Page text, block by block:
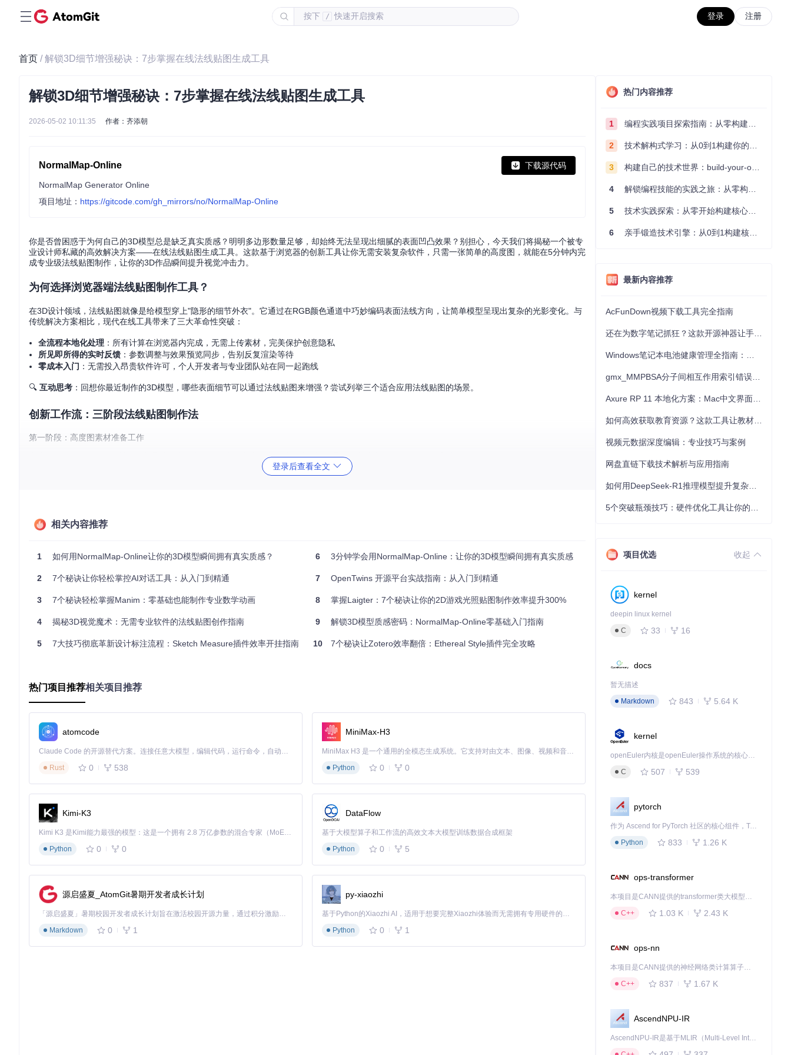
按下 / 快速开启搜索 登录 注册
首页 / 解锁3D细节增强秘诀：7步掌握在线法线贴图生成工具
解锁3D细节增强秘诀：7步掌握在线法线贴图生成工具
2026-05-02 10:11:35 作者：齐添朝
NormalMap-Online 下载源代码
NormalMap Generator Online
项目地址： https://gitcode.com/gh_mirrors/no/NormalMap-Online
你是否曾困惑于为何自己的3D模型总是缺乏真实质感？明明多边形数量足够，却始终无法呈现出细腻的表面凹凸效果？别担心，今天我们将揭秘一个被专
业设计师私藏的高效解决方案——在线法线贴图生成工具。这款基于浏览器的创新工具让你无需安装复杂软件，只需一张简单的高度图，就能在5分钟内完
成专业级法线贴图制作，让你的3D作品瞬间提升视觉冲击力。
为何选择浏览器端法线贴图制作工具？
在3D设计领域，法线贴图就像是给模型穿上"隐形的细节外衣"。它通过在RGB颜色通道中巧妙编码表面法线方向，让简单模型呈现出复杂的光影变化。与
传统解决方案相比，现代在线工具带来了三大革命性突破：
全流程本地化处理 ：所有计算在浏览器内完成，无需上传素材，完美保护创意隐私
所见即所得的实时反馈 ：参数调整与效果预览同步，告别反复渲染等待
零成本入门 ：无需投入昂贵软件许可，个人开发者与专业团队站在同一起跑线
🔍 互动思考 ：回想你最近制作的3D模型，哪些表面细节可以通过法线贴图来增强？尝试列举三个适合应用法线贴图的场景。
创新工作流：三阶段法线贴图制作法
第一阶段：高度图素材准备工作
高度图是法线贴图的"原材料"，它通过灰度值变化记录表面高度信息，就像地形地图通过等高线表示海拔。理想的高度图应具备：
高度图通过灰度变化记录表面凹凸信息，白色代表高点，黑色代表低点，是在线法线贴图生成工具的基础输入
第二阶段：核心参数调节流程
层级(Level)：调节细节的精细程度，复杂纹理建议设为3-5级
滤镜(Filter)：根据素材特性选择，自然纹理推荐使用"Highlight"模式
完成参数调节后，务必通过以下步骤验证效果：
切换预设材质球，测试法线贴图在不同光照条件下的表现
对比原始高度图与生成的法线贴图，确认关键细节得到保留
跨行业应用：法线贴图的创新实践
游戏开发领域
于1000，实现性能与视觉效果的完美平衡。
家具品牌"WoodCraft"利用法线贴图技术，在电商网站展示中实现了木纹的真实触感表现，客户点击率提升27%，产品退货率下降15%，证明高质量视觉表
现直接影响购买决策。
建筑可视化
现，客户方案通过率提升35%。
登录后查看全文
相关内容推荐
1 如何用NormalMap-Online让你的3D模型瞬间拥有真实质感？
2 7个秘诀让你轻松掌控AI对话工具：从入门到精通
3 7个秘诀轻松掌握Manim：零基础也能制作专业数学动画
4 揭秘3D视觉魔术：无需专业软件的法线贴图创作指南
5 7大技巧彻底革新设计标注流程：Sketch Measure插件效率开挂指南
6 3分钟学会用NormalMap-Online：让你的3D模型瞬间拥有真实质感
7 OpenTwins 开源平台实战指南：从入门到精通
8 掌握Laigter：7个秘诀让你的2D游戏光照贴图制作效率提升300%
9 解锁3D模型质感密码：NormalMap-Online零基础入门指南
10 7个秘诀让Zotero效率翻倍：Ethereal Style插件完全攻略
热门项目推荐相关项目推荐
atomcode
Claude Code 的开源替代方案。连接任意大模型，编辑代码，运行命令，自动验证 — 全自动执行。用 Rust 构建，极致性能。 ｜ An open-source alternative to Claude Code. Connect any LLM, edit code, run commands, and verify changes — autonomously. Built in Rust for speed. Get Started
Rust
0 538
MiniMax-H3
MiniMax H3 是一个通用的全模态生成系统。它支持对由文本、图像、视频和音频组成的多模态上下文进行统一理解，并能生成分辨率高达 2K、时长可达 15 秒的带原生立体声音频的视频。得益于面向任务泛化的系统设计，H3 在预训练阶段就已具备广泛的多模态上下文理解与生成能力，能够出色地执行复杂的多模态指令。
Python
0 0
Kimi-K3
Kimi K3 是Kimi能力最强的模型：这是一个拥有 2.8 万亿参数的混合专家（MoE）模型，具备原生视觉理解能力，并支持 100 万 token 的上下文窗口。
Python
0 0
DataFlow
基于大模型算子和工作流的高效文本大模型训练数据合成框架
Python
0 5
源启盛夏_AtomGit暑期开发者成长计划
「源启盛夏」暑期校园开发者成长计划旨在激活校园开源力量，通过积分激励、认证扶持、资源倾斜等形式，引导高校组织和开发者完成「入驻 — 建项目 — 做贡献 — 获认证 — 得资源」的完整闭环。无论你是想带领社团入驻平台的组织者，还是希望用代码贡献证明自己的开发者，都能在这里找到属于你的成长路径。
Markdown
0 1
py-xiaozhi
基于Python的Xiaozhi AI，适用于想要完整Xiaozhi体验而无需拥有专用硬件的用户。
Python
0 1
热门内容推荐
1 编程实践项目探索指南：从零构建技术能力体系
2 技术解构式学习：从0到1构建你的编程知识体系
3 构建自己的技术世界：build-your-own-x项目的实践探索指南
4 解锁编程技能的实践之旅：从零构建你的技术世界
5 技术实践探索：从零开始构建核心系统的实践指南
6 亲手锻造技术引擎：从0到1构建核心系统的实践指南
最新内容推荐
AcFunDown视频下载工具完全指南
视频元数据深度编辑：专业技巧与案例
网盘直链下载技术解析与应用指南
项目优选 收起
kernel
deepin linux kernel
C
33 16
docs
暂无描述
Markdown
843 5.64 K
kernel
openEuler内核是openEuler操作系统的核心，既是系统性能与稳定性的基石，也是连接处理器、设备与服务的桥梁。
C
507 539
pytorch
作为 Ascend for PyTorch 社区的核心组件，TorchNPU 是昇腾专为 PyTorch 打造的深度学习适配插件，使 PyTorch 框架能够直接调用昇腾 NPU，为开发者提供昇腾 AI 处理器的超强算力。
Python
833 1.26 K
ops-transformer
本项目是CANN提供的transformer类大模型算子库，实现网络在NPU上加速计算。
C++
1.03 K 2.43 K
ops-nn
本项目是CANN提供的神经网络类计算算子库，实现网络在NPU上加速计算。
C++
837 1.67 K
AscendNPU-IR
AscendNPU-IR是基于MLIR（Multi-Level Intermediate Representation）构建的，面向昇腾亲和算子编译时使用的中间表示，提供昇腾完备表达能力，通过编译优化提升昇腾AI处理器计算效率，支持通过生态框架使能昇腾AI处理器与深度调优